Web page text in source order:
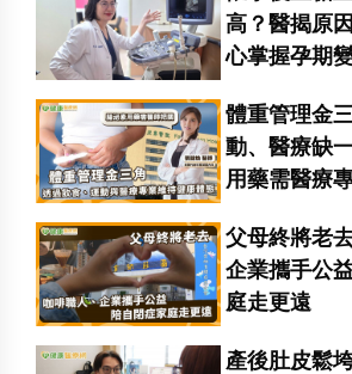
高？醫揭原
心掌握孕期
體重管理金
動、醫療缺
用藥需醫療
父母終將老
企業攜手公
庭走更遠
產後肚皮鬆